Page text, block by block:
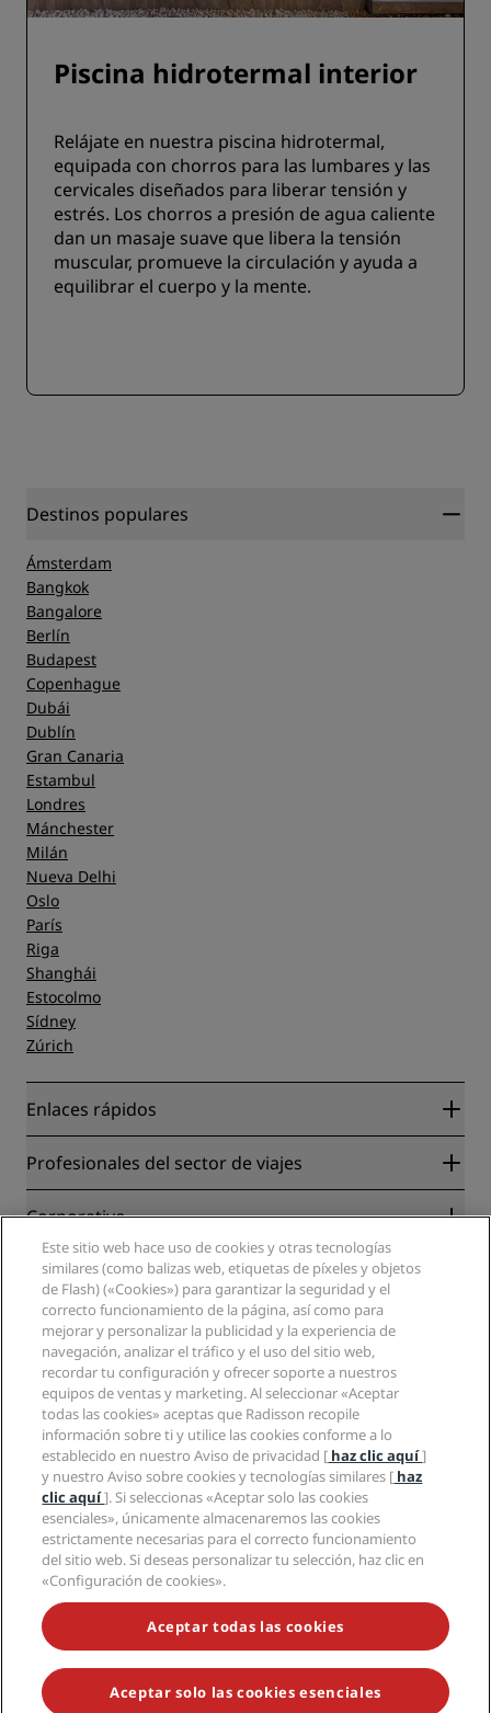
Piscina hidrotermal interior
Relájate en nuestra piscina hidrotermal,
equipada con chorros para las lumbares y las
cervicales diseñados para liberar tensión y
estrés. Los chorros a presión de agua caliente
dan un masaje suave que libera la tensión
muscular, promueve la circulación y ayuda a
equilibrar el cuerpo y la mente.
Destinos populares
Ámsterdam
Bangkok
Bangalore
Berlín
Budapest
Copenhague
Dubái
Dublín
Gran Canaria
Estambul
Londres
Mánchester
Milán
Nueva Delhi
Oslo
París
Riga
Shanghái
Estocolmo
Sídney
Zúrich
Enlaces rápidos
Radisson Rewards
Blog
Nuevos hoteles y próximas aperturas
Aplicación de Radisson Hotels
Hoteles Sports Approved
Hoteles ideales para familias
Salud y seguridad
Profesionales del sector de viajes
Colaboradores
Corporativo
Radisson Hotel Group
Medios
Empleos en RHG
Empleos en PPHE
Empleos en EHL
The Club by RHG
Oportunidades de desarrollo
Responsabilidad social corporativa
Compras
Información legal
Centro de privacidad
Aviso legal
Términos y condiciones de Radisson Rewards
Acuerdo de uso del sitio
Accesibilidad digital
Declaración sobre la esclavitud moderna
Ayuda
Avisos al consumidor
Contacto
Preguntas frecuentes
Mapa del sitio
Redes sociales
Marcas de Radisson Hotels
NO TE PIERDAS NUESTRAS OFERTAS MÁS POPULARES
© 2026 Radisson Hotel Group.Todos los derechos reservados. RHG
Este sitio web hace uso de cookies y otras tecnologías
similares (como balizas web, etiquetas de píxeles y objetos
de Flash) («Cookies») para garantizar la seguridad y el
correcto funcionamiento de la página, así como para
mejorar y personalizar la publicidad y la experiencia de
navegación, analizar el tráfico y el uso del sitio web,
recordar tu configuración y ofrecer soporte a nuestros
equipos de ventas y marketing. Al seleccionar «Aceptar
todas las cookies» aceptas que Radisson recopile
información sobre ti y utilice las cookies conforme a lo
establecido en nuestro Aviso de privacidad [ haz clic aquí]
y nuestro Aviso sobre cookies y tecnologías similares [ haz
clic aquí]. Si seleccionas «Aceptar solo las cookies
esenciales», únicamente almacenaremos las cookies
estrictamente necesarias para el correcto funcionamiento
del sitio web. Si deseas personalizar tu selección, haz clic en
«Configuración de cookies».
Aceptar todas las cookies
Aceptar solo las cookies esenciales